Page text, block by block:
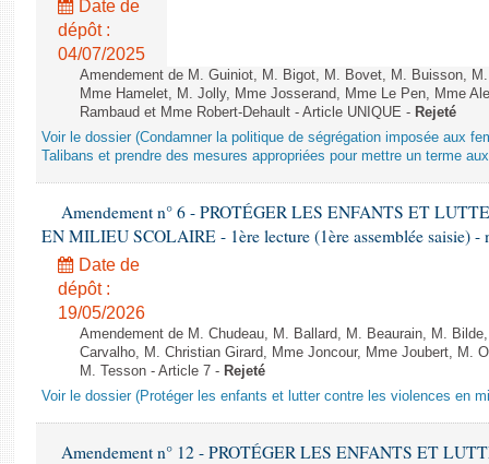
Date de
dépôt :
04/07/2025
Amendement de M. Guiniot, M. Bigot, M. Bovet, M. Buisson,
Mme Hamelet, M. Jolly, Mme Josserand, Mme Le Pen, Mme
Rambaud et Mme Robert-Dehault - Article UNIQUE - Rejeté
Voir le dossier (Condamner la politique de ségrégation imposée aux
Talibans et prendre des mesures appropriées pour mettre un terme
Amendement n° 6 - PROTÉGER LES ENFANTS ET
EN MILIEU SCOLAIRE - 1ère lecture (1ère assemblée saisie) -
Date de
dépôt :
19/05/2026
Amendement de M. Chudeau, M. Ballard, M. Beaurain, M.
Carvalho, M. Christian Girard, Mme Joncour, Mme Joubert, M.
M. Tesson - Article 7 - Rejeté
Voir le dossier (Protéger les enfants et lutter contre les violences en
Amendement n° 12 - PROTÉGER LES ENFANTS ET